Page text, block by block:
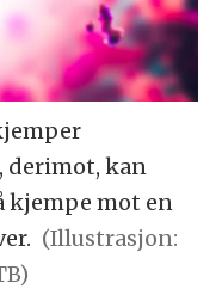
derimot, kan
kjempe mot en
(Illustrasjon: